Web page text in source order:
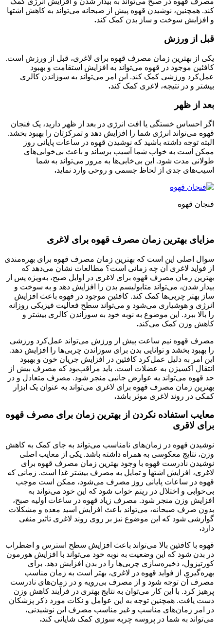
کند. همچنین، نوشیدن قهوه پیش از صبحانه می‌تواند به کاهش اشتها
و افزایش سوخت و ساز بدن کمک کند.
قبل از ورزش
یکی از بهترین زمان مصرف قهوه برای لاغری، قبل از ورزش است.
کافئین موجود در قهوه می‌تواند به افزایش استقامت و بهبود
عمل‌کرد ورزشی کمک کند. این امر می‌تواند به سوزاندن کالری
بیشتر و در نتیجه، لاغری کمک کند.
بعد از ظهر
اگر احساس خستگی یا افت انرژی در بعد از ظهر دارید، یک فنجان
قهوه می‌تواند انرژی شما را افزایش دهد و تمرکزتان را بهبود بخشد.
البته توجه داشته باشید که نوشیدن قهوه در ساعات پایانی روز
ممکن است به خواب شما آسیب برساند و باعث بی‌خوابی‌های
طولانی مدت شود. این بی‌خابی‌ها به مرور می‌تواند به شما
اسیب‌های جدی از لحاظ جسمی و روحی وارد نماید.
فنجان قهوه
مزایای بهترین زمان مصرف قهوه برای لاغری
سوال اصلی این است که بهترین زمان مصرف قهوه برای بهره‌مندی
از فواید لاغری آن چه زمانی است؟ مطالعات نشان می‌دهد که
بهترین زمان مصرف قهوه برای لاغری در اوایل صبح، به‌ویژه پس از
بیدار شدن، می‌تواند متابولیسم بدن را افزایش دهد و به سوخت و
ساز بهتر چربی‌ها کمک کند. کافئین موجود در قهوه باعث افزایش
انرژی و هوشیاری می‌شود و می‌تواند سطح فعالیت فیزیکی روزانه
را بالا ببرد. این موضوع به نوبه خود به سوزاندن کالری بیشتر و
کاهش وزن کمک می‌کند.
مصرف قهوه نیم ساعت پیش از ورزش می‌تواند عمل‌کرد ورزشی
را بهبود بخشد و توانایی بدن برای سوزاندن چربی‌ها را افزایش دهد.
این امر به دلیل عمل‌کرد کافئین در افزایش جریان خون و بهبود
انتقال اکسیژن به عضلات است. باید مراقب‌بود که مصرف بیش از
حد قهوه می‌تواند به عوارض جانبی منجر شود. مصرف متعادل و در
بهترین زمان مصرف قهوه برای لاغری می‌تواند به عنوان یک ابزار
کمکی در روند لاغری موثر باشد.
معایب استفاده نکردن از بهترین زمان برای مصرف قهوه
برای لاقری
نوشیدن قهوه در زمان‌های نامناسب می‌تواند به جای کمک به کاهش
وزن، نتایج معکوسی به همراه داشته باشد. یکی از معایب اصلی
نوشیدن نادرست قهوه با وجود بهترین زمان مصرف قهوه برای
لاغری، افزایش اشتها و تمایل به مصرف بیشتر غذا است. زمانی که
قهوه در ساعات پایانی روز مصرف می‌شود، ممکن است موجب
بی‌خوابی و اختلال در ریتم خواب شود که این خود می‌تواند به
افزایش وزن منجر شود. مصرف زیاد قهوه در ساعات اولیه صبح،
بدون صرف صبحانه، می‌تواند باعث افزایش اسید معده و مشکلات
گوارشی شود که این موضوع نیز بر روی روند لاغری تاثیر منفی
دارد.
قهوه با کافئین بالا می‌تواند باعث افزایش سطح استرس و اضطراب
در بدن شود که این وضعیت به نوبه خود می‌تواند با افزایش هورمون
کورتیزول، ذخیره‌سازی چربی‌ها را در بدن افزایش دهد. برای
بهره‌گیری از فواید قهوه در لاغری، بهتر است به زمان مناسب
مصرف آن توجه شود و از مصرف بی‌رویه و در زمان‌های نادرست
پرهیز کرد. با این کار می‌توان به نتایج بهتری در فرآیند کاهش وزن
دست یافت. همچنین توجه به این عوامل و نکات مورد ذکر پزشکان
در امر زمان‌های مناسب و غیر مناسب مصرف این نوشیدنی،
می‌تواند به شما در پروسه چربه سوزی کمک شایانی کند.